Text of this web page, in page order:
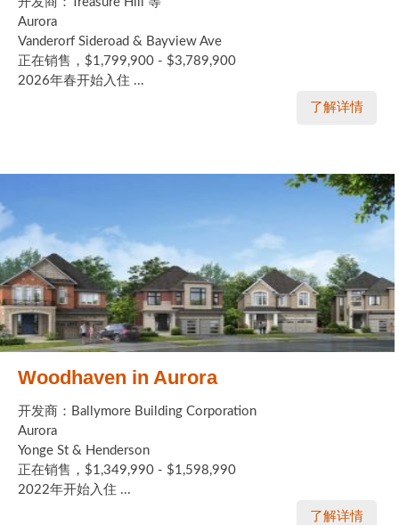
Aurora
Vanderorf Sideroad & Bayview Ave
正在销售，$1,799,900 - $3,789,900
2026年春开始入住 ...
了解详情
Woodhaven in Aurora
开发商：Ballymore Building Corporation
Aurora
Yonge St & Henderson
正在销售，$1,349,990 - $1,598,990
2022年开始入住 ...
了解详情